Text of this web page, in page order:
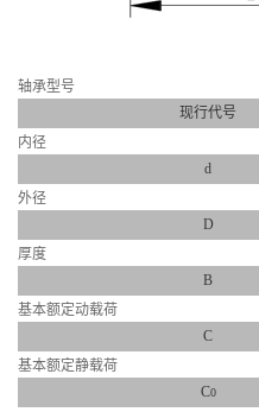
轴承型号
现行代号
内径
d
外径
D
厚度
B
基本额定动载荷
C
基本额定静载荷
C0